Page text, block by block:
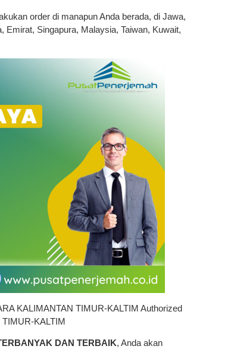
order di manapun Anda berada, di Jawa,
Emirat, Singapura, Malaysia, Taiwan, Kuwait,
KALIMANTAN TIMUR-KALTIM Authorized
KALTIM
DAN TERBAIK, Anda akan